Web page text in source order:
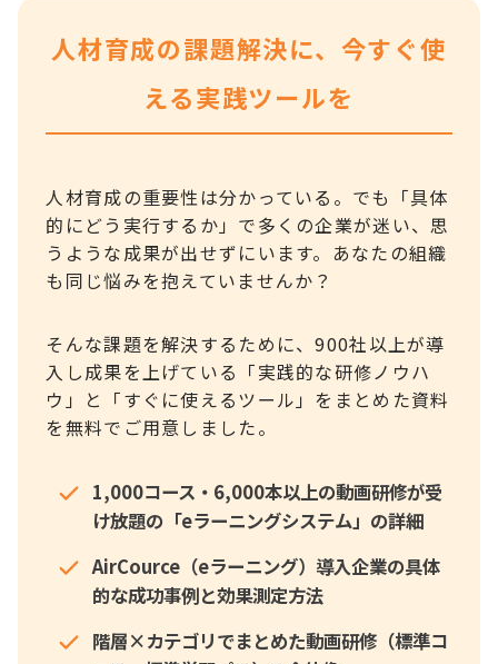
人材育成の課題解決に、今すぐ使
える実践ツールを
人材育成の重要性は分かっている。でも「具体
的にどう実行するか」で多くの企業が迷い、思
うような成果が出せずにいます。あなたの組織
も同じ悩みを抱えていませんか？
そんな課題を解決するために、900社以上が導
入し成果を上げている「実践的な研修ノウハ
ウ」と「すぐに使えるツール」をまとめた資料
を無料でご用意しました。
1,000コース・6,000本以上の動画研修が受
け放題の「eラーニングシステム」の詳細
AirCource（eラーニング）導入企業の具体
的な成功事例と効果測定方法
階層×カテゴリでまとめた動画研修（標準コ